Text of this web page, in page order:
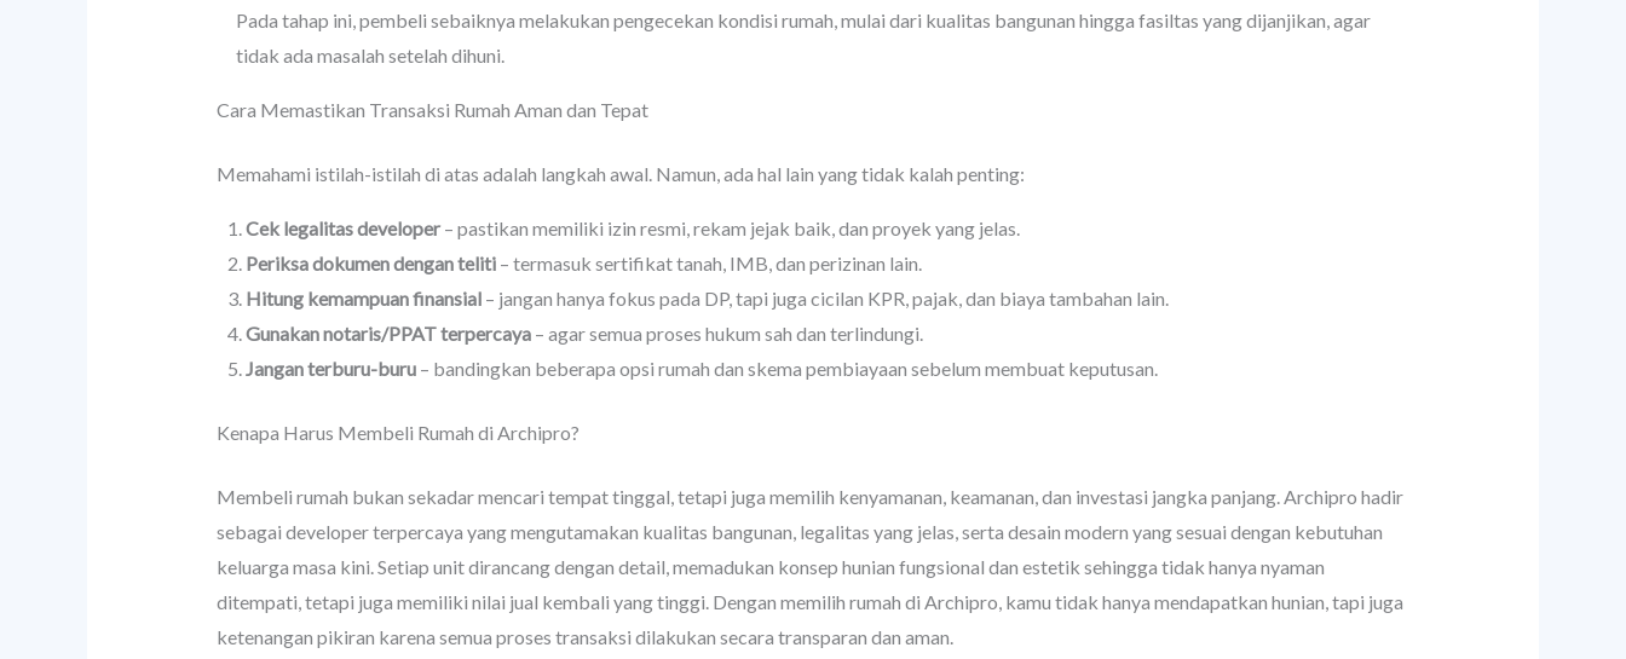
Pada tahap ini, pembeli sebaiknya melakukan pengecekan kondisi rumah, mulai dari kualitas bangunan hingga fasiltas yang dijanjikan, agar
tidak ada masalah setelah dihuni.
Cara Memastikan Transaksi Rumah Aman dan Tepat
Memahami istilah-istilah di atas adalah langkah awal. Namun, ada hal lain yang tidak kalah penting:
Cek legalitas developer– pastikan memiliki izin resmi, rekam jejak baik, dan proyek yang jelas.
Periksa dokumen dengan teliti – termasuk sertifikat tanah, IMB, dan perizinan lain.
Hitung kemampuan finansial– jangan hanya fokus pada DP, tapi juga cicilan KPR, pajak, dan biaya tambahan lain.
Gunakan notaris/PPAT terpercaya– agar semua proses hukum sah dan terlindungi.
Jangan terburu-buru– bandingkan beberapa opsi rumah dan skema pembiayaan sebelum membuat keputusan.
Kenapa Harus Membeli Rumah di Archipro?
Membeli rumah bukan sekadar mencari tempat tinggal, tetapi juga memilih kenyamanan, keamanan, dan investasi jangka panjang. Archipro hadir
sebagai developer terpercaya yang mengutamakan kualitas bangunan, legalitas yang jelas, serta desain modern yang sesuai dengan kebutuhan
keluarga masa kini. Setiap unit dirancang dengan detail, memadukan konsep hunian fungsional dan estetik sehingga tidak hanya nyaman
ditempati, tetapi juga memiliki nilai jual kembali yang tinggi. Dengan memilih rumah di Archipro, kamu tidak hanya mendapatkan hunian, tapi juga
ketenangan pikiran karena semua proses transaksi dilakukan secara transparan dan aman.